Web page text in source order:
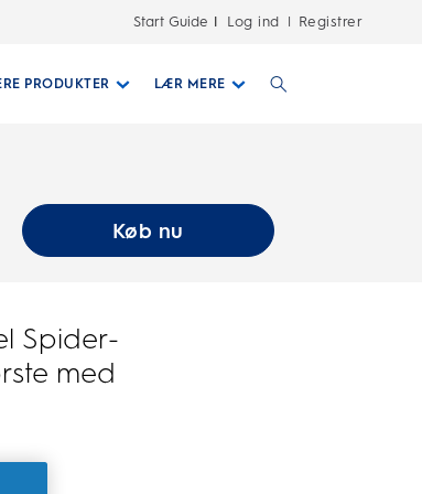
Start Guide Log ind Registrer
PRODUKTER LÆR MERE
Køb nu
Spider-
med